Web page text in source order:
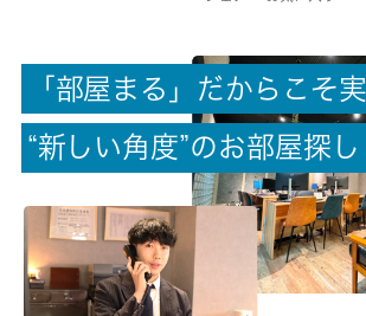
償却/敷引
-/-
権利金/雑費
-/-
総戸数
18戸
「 部屋 ま る 」 だ か ら こ そ実
“新 し い角 度”のお部屋探 し